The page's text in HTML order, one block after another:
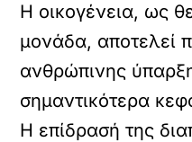
Η οικογένεια, ως
μονάδα, αποτελεί
ανθρώπινης
σημαντικότερα
Η επίδρασή της